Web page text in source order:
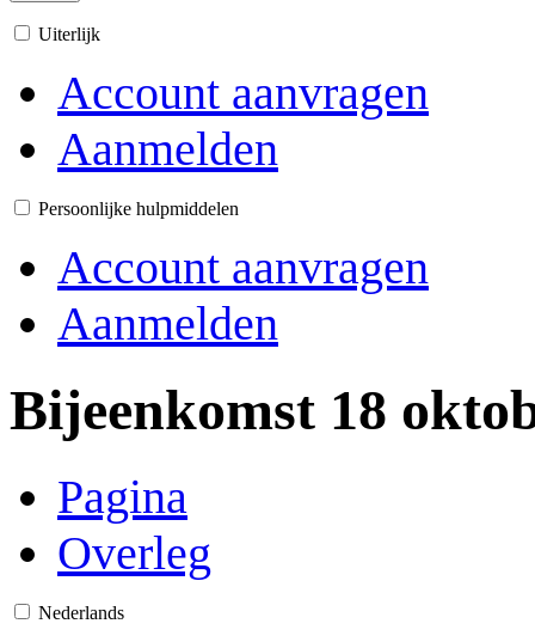
Uiterlijk
Account aanvragen
Aanmelden
Persoonlijke hulpmiddelen
Account aanvragen
Aanmelden
Bijeenkomst 18
Pagina
Overleg
Nederlands